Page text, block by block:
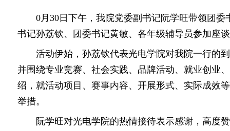
0月 30 日下午，我院党委副书记阮学旺带领团
书记孙荔钦、团委书记黄敏、各年级辅导员参加座
活动伊始，孙荔钦代表光电学院对我院一行的
并围绕专业竞赛、社会实践、品牌活动、就业创业
绍，就活动项目、赛事内容、开展形式、实际成效
举措。
阮学旺对光电学院的热情接待表示感谢，高度